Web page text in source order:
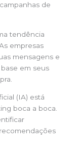
de
tendência
empresas
mensagens e
em seus
(IA) está
boca a boca.